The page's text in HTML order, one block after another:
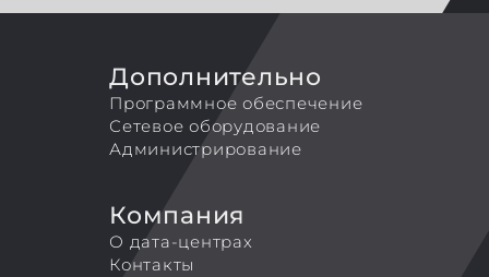
Дополнительно
Программное обеспечение
Сетевое оборудование
Администрирование
Компания
О дата-центрах
Контакты